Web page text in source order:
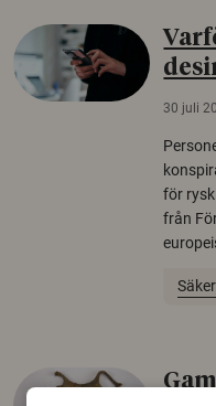
30 juli
för
från